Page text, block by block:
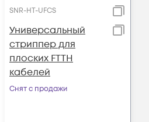
SNR-HT-UFCS
Универсальный
стриппер для
плоских FTTH
кабелей
Снят с продажи